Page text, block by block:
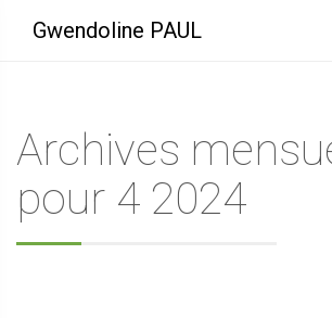
Gwendoline PAUL
Archives
pour 4 2024